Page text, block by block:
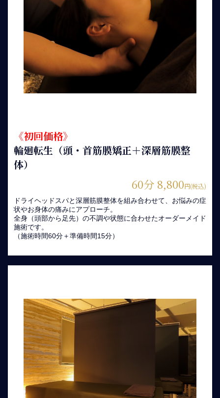
《初回価格》
輪廻転生（頭・首筋膜矯正＋深層筋膜整
体）
60分 8,800円(税込)
ドライヘッドスパと深層筋膜整体を組み合わせて、お悩みの症
状やお身体の痛みにアプローチ。
全身（頭部から足先）の不調や状態に合わせたオーダーメイド
施術です。
（施術時間60分＋準備時間15分）